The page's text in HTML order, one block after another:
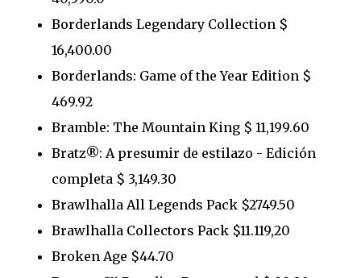
Borderlands Legendary Collection $
16,400.00
Borderlands: Game of the Year Edition $
469.92
Bramble: The Mountain King $ 11,199.60
Bratz®: A presumir de estilazo - Edición
completa $ 3,149.30
Brawlhalla All Legends Pack $2749.50
Brawlhalla Collectors Pack $11.119,20
Broken Age $44.70